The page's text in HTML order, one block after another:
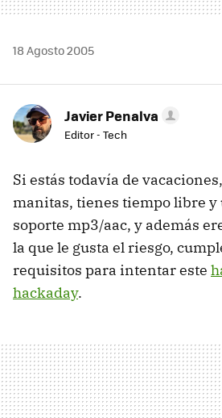
18 Agosto 2005
Javier Penalva
Editor - Tech
Si estás todavía de
manitas, tienes tiempo libre y
soporte mp3/aac, y además
la que le gusta el riesgo,
requisitos para intentar este
hackaday.